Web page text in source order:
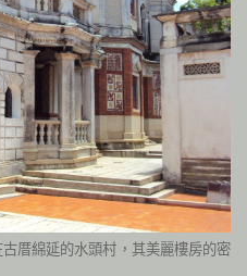
厝綿延的水頭村， 其美麗樓房的密